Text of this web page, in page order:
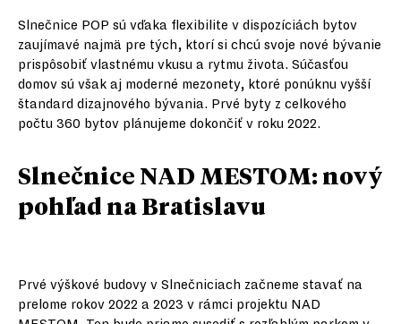
Slnečnice POP sú vďaka flexibilite v dispozíciách bytov
zaujímavé najmä pre tých, ktorí si chcú svoje nové bývanie
prispôsobiť vlastnému vkusu a rytmu života. Súčasťou
domov sú však aj moderné mezonety, ktoré ponúknu vyšší
štandard dizajnového bývania. Prvé byty z celkového
počtu 360 bytov plánujeme dokončiť v roku 2022.
Slnečnice NAD MESTOM: nový
pohľad na Bratislavu
Prvé výškové budovy v Slnečniciach začneme stavať na
prelome rokov 2022 a 2023 v rámci projektu NAD